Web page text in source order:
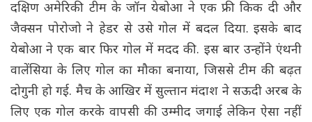
दक्षिण अमेरिकी टीम के जॉन येबोआ ने एक फ्री किक दी और
जैक्सन पोरोजो ने हेडर से उसे गोल में बदल दिया. इसके बाद
येबोआ ने एक बार फिर गोल में मदद की. इस बार उन्होंने एंथनी
वालेंसिया के लिए गोल का मौका बनाया, जिससे टीम की बढ़त
दोगुनी हो गई. मैच के आखिर में सुल्तान मंदाश ने सऊदी अरब के
लिए एक गोल करके वापसी की उम्मीद जगाई लेकिन ऐसा नहीं